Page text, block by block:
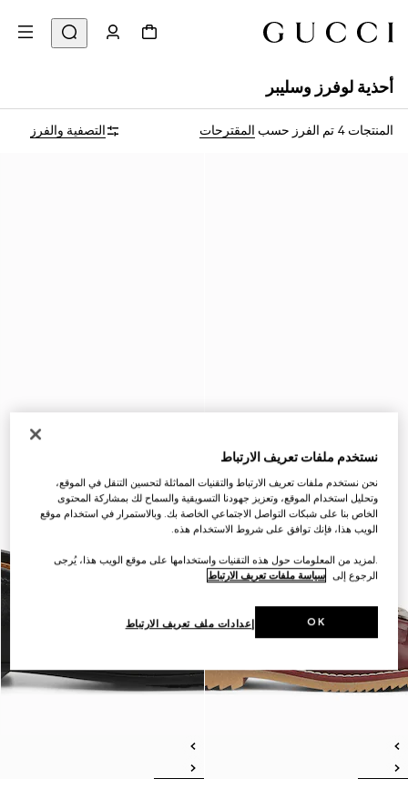
أحذية لوفرز وسليبر
المنتجات 4 تم الفرز حسب المقترحات التصفية والفرز
نستخدم ملفات تعريف الارتباط
نحن نستخدم ملفات تعريف الارتباط والتقنيات المماثلة لتحسين التنقل في الموقع،
وتحليل استخدام الموقع، وتعزيز جهودنا التسويقية والسماح لك بمشاركة المحتوى
الخاص بنا على شبكات التواصل الاجتماعي الخاصة بك. وبالاستمرار في استخدام موقع
الويب هذا، فإنك توافق على شروط الاستخدام هذه.
.لمزيد من المعلومات حول هذه التقنيات واستخدامها على موقع الويب هذا، يُرجى
الرجوع إلى سياسة ملفات تعريف الارتباط
إعدادات ملف تعريف الارتباط OK